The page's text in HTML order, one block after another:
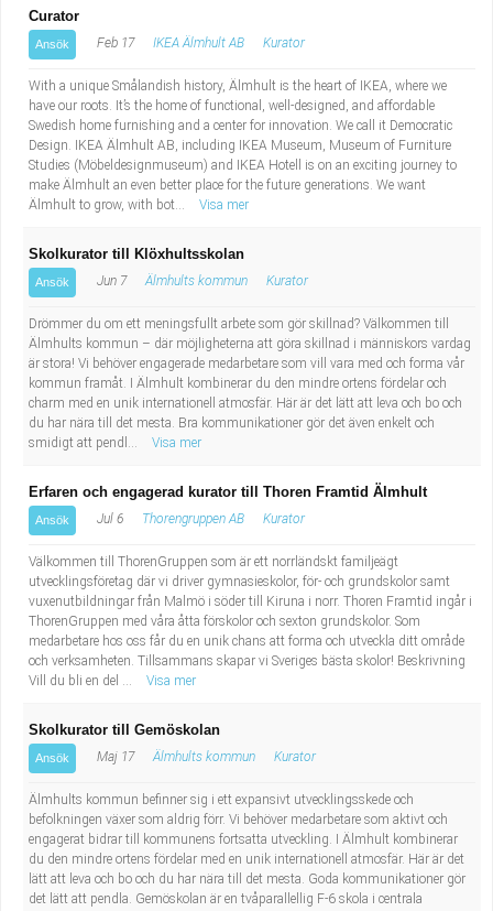
Kropps- och skönhetsvård
Kultur, media, design
Militärt arbete
Naturbruk
Naturvetenskapligt arbete
Pedagogiskt arbete
Sanering och renhållning
Socialt arbete
Säkerhetsarbete
Tekniskt arbete
Transport
Budbilsförare
Tidningsbud/Tidningsdistributör
Lärare i fritidshem/Fritidspedagog
Taxiförare/Taxichaufför
Läkarsekreterare/Vårdadmin/Medicinsk
sekreterare
Lastbilsförare m.fl.
Fastighetsskötare
Informatör/Kommunikatör
Brevbärare
Sjuksköterska, grundutbildad
Kock, storhushåll
Bibliotekarie
Administrativ assistent
Lärare i gymnasiet
Curator
Ansök Feb 17 IKEA Älmhult AB Kurator
With a unique Smålandish history, Älmhult is the heart of IKEA, where we
have our roots. It’s the home of functional, well-designed, and affordable
Swedish home furnishing and a center for innovation. We call it Democratic
Design. IKEA Älmhult AB, including IKEA Museum, Museum of Furniture
Studies (Möbeldesignmuseum) and IKEA Hotell is on an exciting journey to
make Älmhult an even better place for the future generations. We want
Älmhult to grow, with bot...
Visa mer
Skolkurator till Klöxhultsskolan
Ansök Jun 7 Älmhults kommun Kurator
Drömmer du om ett meningsfullt arbete som gör skillnad? Välkommen till
Älmhults kommun – där möjligheterna att göra skillnad i människors vardag
är stora! Vi behöver engagerade medarbetare som vill vara med och forma vår
kommun framåt. I Älmhult kombinerar du den mindre ortens fördelar och
charm med en unik internationell atmosfär. Här är det lätt att leva och bo och
du har nära till det mesta. Bra kommunikationer gör det även enkelt och
smidigt att pendl...
Visa mer
Erfaren och engagerad kurator till Thoren Framtid Älmhult
Ansök Jul 6 Thorengruppen AB Kurator
Välkommen till ThorenGruppen som är ett norrländskt familjeägt
utvecklingsföretag där vi driver gymnasieskolor, för- och grundskolor samt
vuxenutbildningar från Malmö i söder till Kiruna i norr. Thoren Framtid ingår i
ThorenGruppen med våra åtta förskolor och sexton grundskolor. Som
medarbetare hos oss får du en unik chans att forma och utveckla ditt område
och verksamheten. Tillsammans skapar vi Sveriges bästa skolor! Beskrivning
Vill du bli en del ...
Visa mer
Skolkurator till Gemöskolan
Ansök Maj 17 Älmhults kommun Kurator
Älmhults kommun befinner sig i ett expansivt utvecklingsskede och
befolkningen växer som aldrig förr. Vi behöver medarbetare som aktivt och
engagerat bidrar till kommunens fortsatta utveckling. I Älmhult kombinerar
du den mindre ortens fördelar med en unik internationell atmosfär. Här är det
lätt att leva och bo och du har nära till det mesta. Goda kommunikationer gör
det lätt att pendla. Gemöskolan är en tvåparallellig F-6 skola i centrala